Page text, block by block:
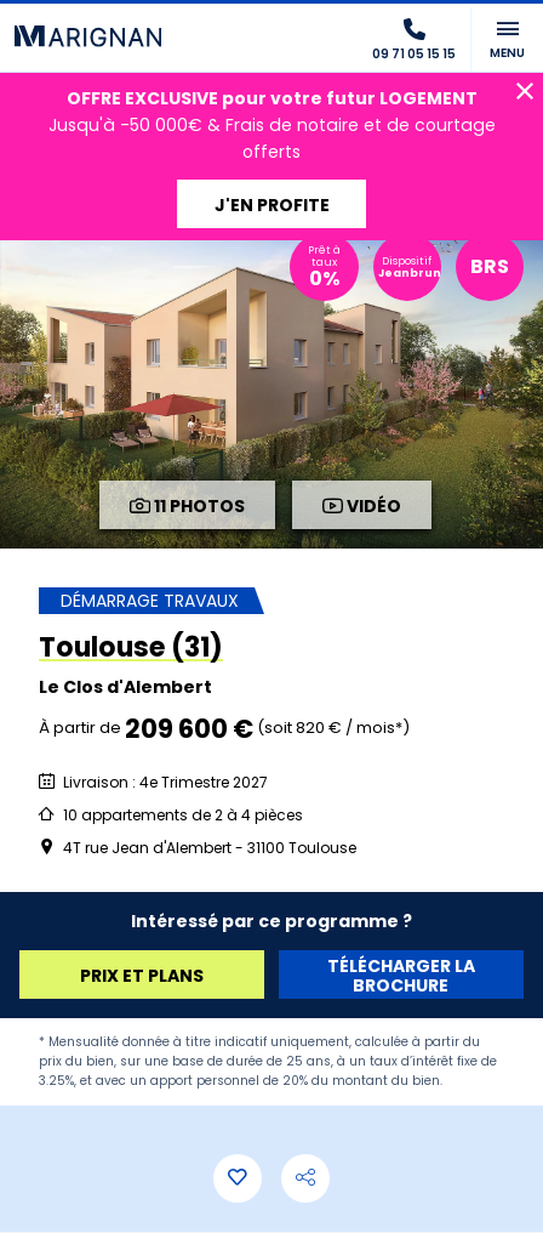
09 71 05 15 15 MENU
OFFRE EXCLUSIVE pour votre futur LOGEMENT
Jusqu'à -50 000€ & Frais de notaire et de courtage
offerts
J'EN PROFITE
Prêt à
taux
0%
Dispositif
Jeanbrun
BRS
11 PHOTOS VIDÉO
DÉMARRAGE TRAVAUX
Toulouse (31)
Le Clos d'Alembert
À partir de 209 600 € (soit 820 € / mois*)
Livraison : 4e Trimestre 2027
10 appartements de 2 à 4 pièces
4T rue Jean d'Alembert - 31100 Toulouse
Intéressé par ce programme ?
PRIX ET PLANS
TÉLÉCHARGER LA
BROCHURE
* Mensualité donnée à titre indicatif uniquement, calculée à partir du
prix du bien, sur une base de durée de 25 ans, à un taux d’intérêt fixe de
3.25%, et avec un apport personnel de 20% du montant du bien.